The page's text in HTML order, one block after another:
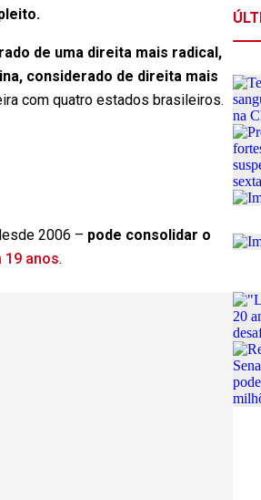
de uma direita mais radical,
considerado de direita mais
com quatro estados brasileiros.
2006 – pode consolidar o
19 anos.